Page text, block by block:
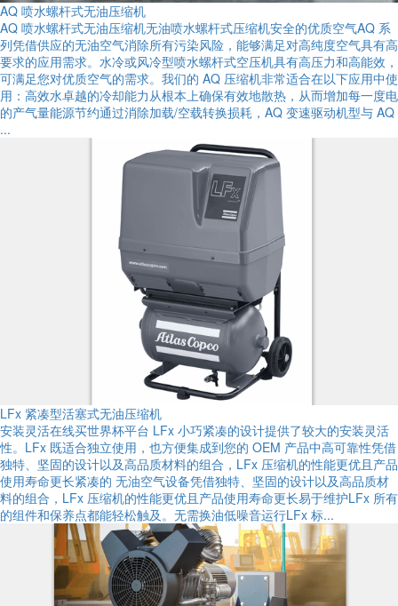
AQ 喷水螺杆式无油压缩机
AQ 喷水螺杆式无油压缩机无油喷水螺杆式压缩机安全的优质空气AQ 系
列凭借供应的无油空气消除所有污染风险，能够满足对高纯度空气具有高
要求的应用需求。水冷或风冷型喷水螺杆式空压机具有高压力和高能效，
可满足您对优质空气的需求。我们的 AQ 压缩机非常适合在以下应用中使
用：高效水卓越的冷却能力从根本上确保有效地散热，从而增加每一度电
的产气量能源节约通过消除加载/空载转换损耗，AQ 变速驱动机型与 AQ
...
LFx 紧凑型活塞式无油压缩机
安装灵活在线买世界杯平台 LFx 小巧紧凑的设计提供了较大的安装灵活
性。LFx 既适合独立使用，也方便集成到您的 OEM 产品中高可靠性凭借
独特、坚固的设计以及高品质材料的组合，LFx 压缩机的性能更优且产品
使用寿命更长紧凑的 无油空气设备凭借独特、坚固的设计以及高品质材
料的组合，LFx 压缩机的性能更优且产品使用寿命更长易于维护LFx 所有
的组件和保养点都能轻松触及。无需换油低噪音运行LFx 标...